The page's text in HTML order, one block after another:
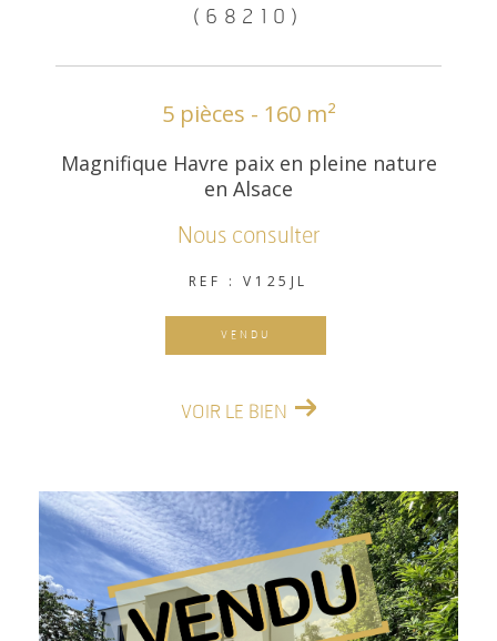
(68210)
5 pièces - 160 m²
Magnifique Havre paix en pleine nature
en Alsace
Nous consulter
REF : V125JL
VENDU
VOIR LE BIEN